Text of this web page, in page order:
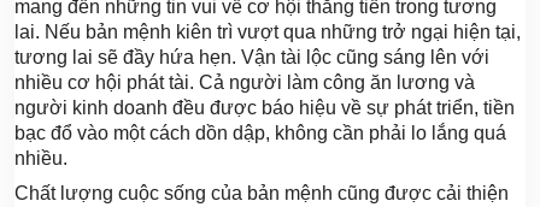
mang đến những tin vui về cơ hội thăng tiến trong tương
lai. Nếu bản mệnh kiên trì vượt qua những trở ngại hiện tại,
tương lai sẽ đầy hứa hẹn. Vận tài lộc cũng sáng lên với
nhiều cơ hội phát tài. Cả người làm công ăn lương và
người kinh doanh đều được báo hiệu về sự phát triển, tiền
bạc đổ vào một cách dồn dập, không cần phải lo lắng quá
nhiều.
Chất lượng cuộc sống của bản mệnh cũng được cải thiện